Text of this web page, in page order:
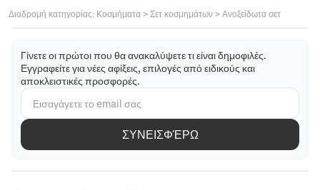
Διαδρομή κατηγορίας: Κοσμήματα > Σετ κοσμημάτων > Ανοξείδωτα σετ
Γίνετε οι πρώτοι που θα ανακαλύψετε τι είναι δημοφιλές.
Εγγραφείτε για νέες αφίξεις, επιλογές από ειδικούς και
αποκλειστικές προσφορές.
ΣΥΝΕΙΣΦΈΡΩ